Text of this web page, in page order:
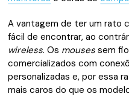
A vantagem de ter um rato
fácil de encontrar, ao
wireless. Os mouses sem
comercializados com
personalizadas e, por essa
mais caros do que os